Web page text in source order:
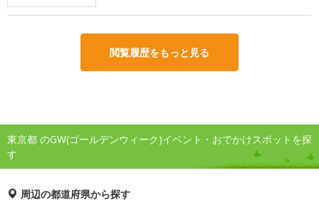
閲覧履歴をもっと見る
東京都 のGW(ゴールデンウィーク)イベント・おでかけスポットを探
す
周辺の都道府県から探す